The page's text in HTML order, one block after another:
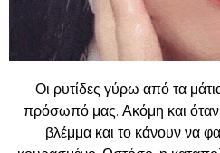
Οι ρυτίδες γύρω από τα
πρόσωπό μας. Ακόμη και όταν
βλέμμα και το κάνουν να